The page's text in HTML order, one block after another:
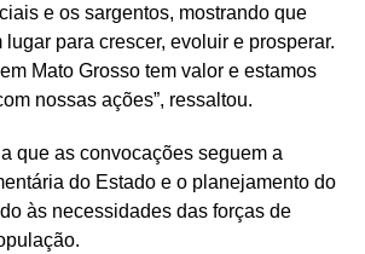
e os sargentos, mostrando que
lugar para crescer, evoluir e prosperar.
Mato Grosso tem valor e estamos
nossas ações”, ressaltou.
que as convocações seguem a
do Estado e o planejamento do
às necessidades das forças de